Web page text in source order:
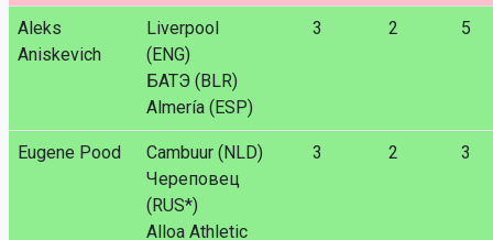
Aleks
Aniskevich
Liverpool
(ENG)
БАТЭ (BLR)
Almería (ESP)
3 2 5
Eugene Pood
Cambuur (NLD)
Череповец
(RUS*)
Alloa Athletic
3 2 3